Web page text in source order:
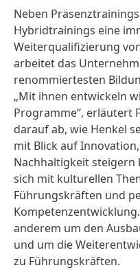
Neben
Hybridtrainings eine
Weiterqualifizierung
arbeitet das
renommiertesten
„Mit ihnen entwickeln
Programme“, erläutert
darauf ab, wie Henkel
mit Blick auf
Nachhaltigkeit steigern
sich mit kulturellen
Führungskräften und
anderem um den
und um die
zu Führungskräften.